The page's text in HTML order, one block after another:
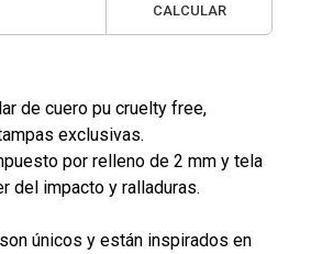
CALCULAR
de cuero pu cruelty free,
exclusivas.
por relleno de 2 mm y tela
del impacto y ralladuras.
únicos y están inspirados en